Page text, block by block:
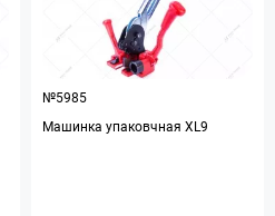
№5985
Машинка упаковчная XL9